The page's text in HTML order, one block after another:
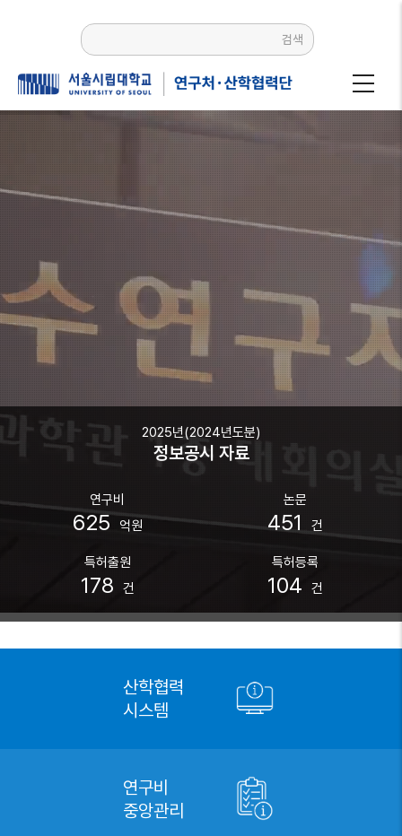
검색
2025년(2024년도분)
정보공시 자료
연구비
625 억원
논문
451 건
특허출원
178 건
특허등록
104 건
산학협력
시스템
연구비
중앙관리